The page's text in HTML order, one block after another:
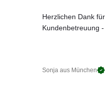
Herzlichen Dank
Kundenbetreuung
Sonja aus München